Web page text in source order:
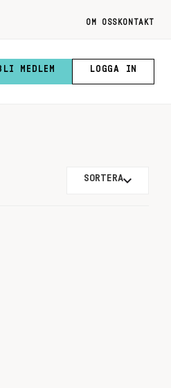
OM OSS KONTAKT
MEDLEM LOGGA IN
SORTERA